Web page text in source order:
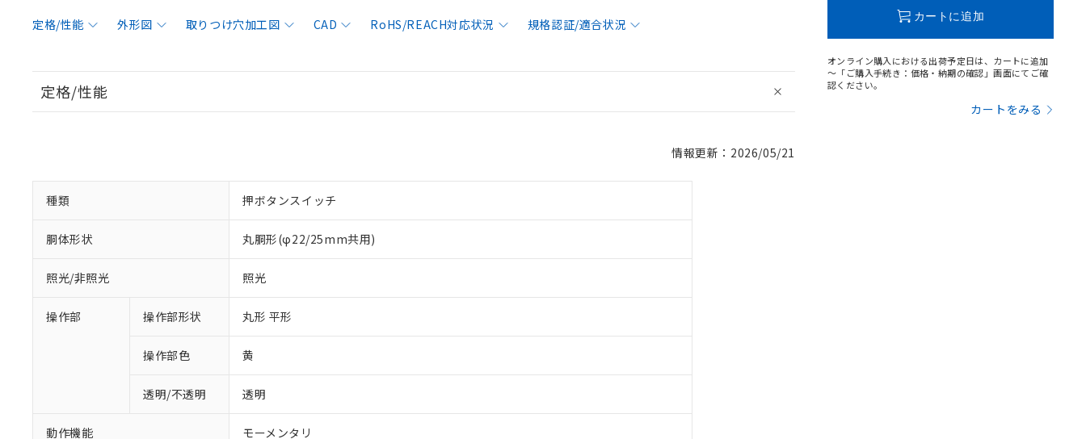
定格/性能 外形図 取りつけ穴加工図 CAD RoHS/REACH対応状況 規格認証/適合状況
定格/性能
情報更新：2026/05/21
種類 押ボタンスイッチ
胴体形状 丸胴形(φ22/25mm共用)
照光/非照光 照光
操作部 操作部形状 丸形 平形
操作部色 黄
透明/不透明 透明
動作機能 モーメンタリ
カートに追加
オンライン購入における出荷予定日は、カートに追加
～「ご購入手続き：価格・納期の確認」画面にてご確
認ください。
カートをみる